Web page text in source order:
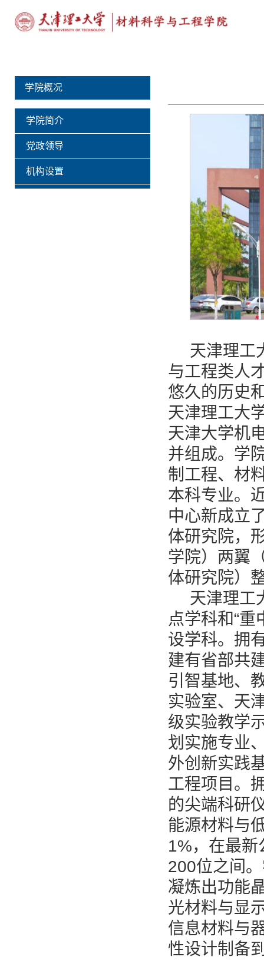
天津理工
与工程类人
悠久的历史
天津理工大
天津大学机
并组成。学
制工程、材
本科专业。
中心新成立
体研究院，
学院）两翼
体研究院）
天津理工
点学科和“重
设学科。拥
建有省部共
引智基地、
实验室、天
级实验教学
划实施专业
外创新实践
工程项目。
的尖端科研
能源材料与
1%，在最
200位之间
凝炼出功能
光材料与显
信息材料与
性设计制备
学院概况
学院简介
党政领导
机构设置